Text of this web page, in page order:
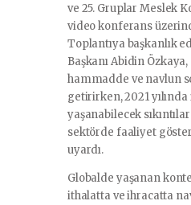
ve 25. Gruplar Meslek
video konferans
Toplantıya başkanlık
Başkanı Abidin
hammadde ve navlun
getirirken, 2021
yaşanabilecek
sektörde faaliyet
uyardı.
Globalde yaşanan
ithalatta ve ihracatta